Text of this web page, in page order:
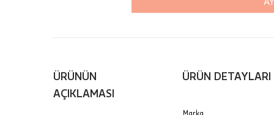
ÜRÜNÜN
AÇIKLAMASI
ÜRÜN DETAYLARI
Marka
Sertifika
JTR |